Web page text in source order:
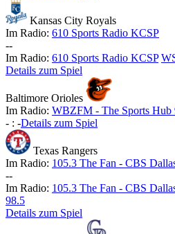
Kansas City Royals
Im Radio: 610 Sports Radio KCSP
--
Im Radio: 610 Sports Radio KCSP
Details zum Spiel
Baltimore Orioles
Im Radio: WBZFM - The Sports Hub
- : -Details zum Spiel
Texas Rangers
Im Radio: 105.3 The Fan - CBS
--
Im Radio: 105.3 The Fan - CBS
98.5
Details zum Spiel